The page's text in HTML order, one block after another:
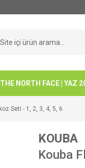
THE NORTH FACE | YAZ
Seti - 1, 2, 3, 4, 5, 6
KOUBA
Kouba